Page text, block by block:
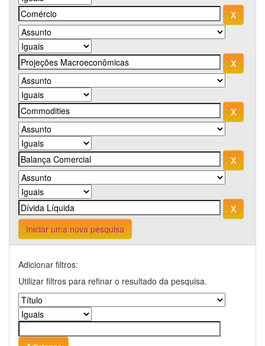
Iniciar uma nova pesquisa
Adicionar filtros:
Utilizar filtros para refinar o resultado da pesquisa.